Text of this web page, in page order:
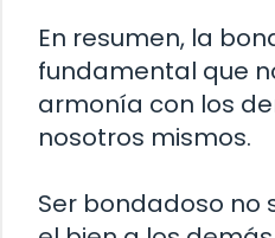
En resumen, la
fundamental que
armonía con los
nosotros mismos.
Ser bondadoso no